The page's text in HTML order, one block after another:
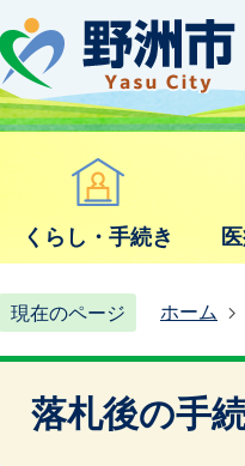
くらし・手続き
現在のページ ホーム
落札後の手